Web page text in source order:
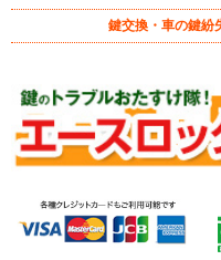
鍵交換・車の鍵紛
トヨタ キー
August 7, 2021 10:15 pm|カ
キーカバー交換 キーシェル交換